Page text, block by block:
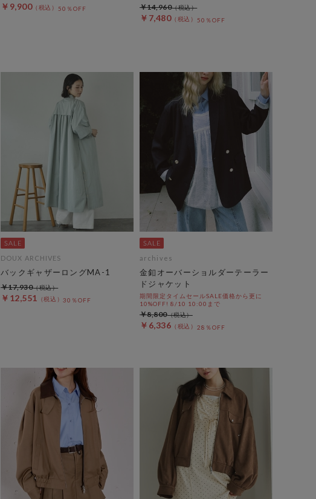
￥9,900 50％OFF
￥7,480 50％OFF
￥14,960
DOUX ARCHIVES
バックギャザーロングMA-1
￥12,551 30％OFF
￥17,930
archives
金釦オーバーショルダーテーラー
ドジャケット
期間限定タイムセールSALE価格から更に
10%OFF! 8/10 10:00まで
￥6,336 28％OFF
￥8,800